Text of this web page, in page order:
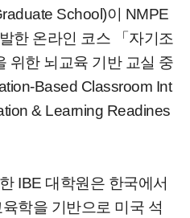
School)이 NMPE
한 온라인 코스 「자기조
위한 뇌교육 기반 교실 중
Based Classroom Int
& Learning Readines
IBE 대학원은 한국에서
학을 기반으로 미국 석